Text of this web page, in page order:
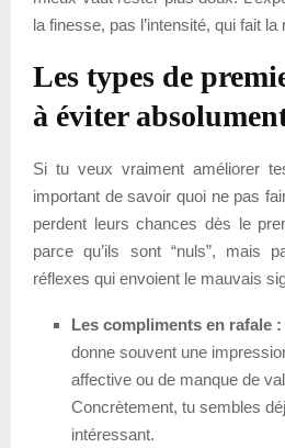
la finesse, pas l’intensité, qui fait la
Les types de
à éviter
Si tu veux vraiment améliorer
important de savoir quoi ne pas
perdent leurs chances dès le
parce qu’ils sont “nuls”, mais
réflexes qui envoient le mauvais
Les compliments en rafale :
donne souvent une
affective ou de manque de
Concrètement, tu sembles
intéressant.